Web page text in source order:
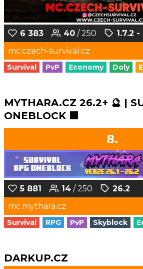
6 383 40 / 250
1.7.2 -
mc.czech-survival.cz
Survival PvP Economy Doly
MYTHARA.CZ 26.2+ 🔮 |
ONEBLOCK 🟩
8.
5 881 14 / 250
26.2
mc.mythara.cz
Survival RPG PvP Skyblock
DARKUP.CZ